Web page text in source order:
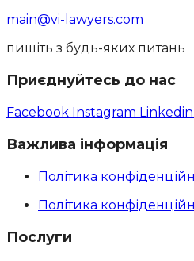
main@vi-lawyers.com
пишіть з будь-яких питань
Приєднуйтесь до нас
Facebook Instagram Linkedin
Важлива інформація
Політика
Політика
Послуги